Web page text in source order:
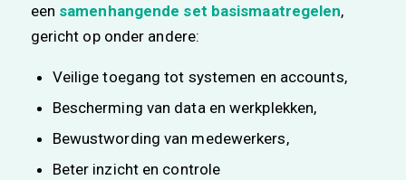
een samenhangende set basismaatregelen,
gericht op onder andere:
Veilige toegang tot systemen en accounts,
Bescherming van data en werkplekken,
Bewustwording van medewerkers,
Beter inzicht en controle